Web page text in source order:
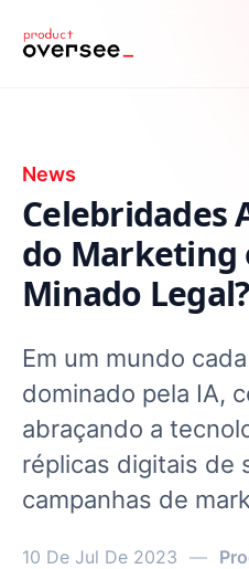
principal
News
Celebridades
do Marketing
Minado Legal?
Em um mundo
dominado pela IA,
abraçando a
réplicas digitais de
campanhas de
10 De Jul De 2023 —